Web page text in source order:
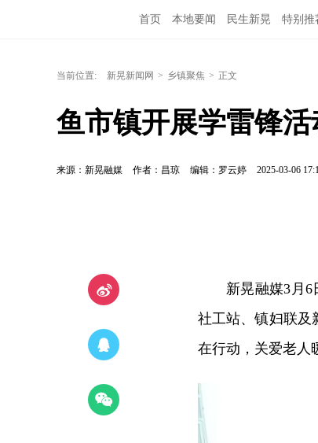
首页 本地要闻 民生新晃 特别推
当前位置: 新晃新闻网 > 乡镇聚焦 > 正文
鱼市镇开展学雷锋活
来源：新晃融媒 作者：昌琼 编辑：罗云婷 2025-03-06
新晃融媒3月
社工站、镇妇联及
在行动，关爱老人